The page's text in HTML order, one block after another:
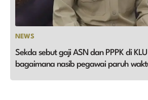
NEWS
Sekda sebut gaji ASN dan PPPK di
bagaimana nasib pegawai paruh